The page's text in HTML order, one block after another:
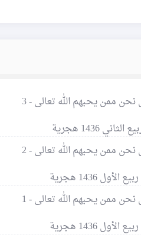
ممن يحبهم الله تعالى - 3
ممن يحبهم الله تعالى - 2
ممن يحبهم الله تعالى - 1